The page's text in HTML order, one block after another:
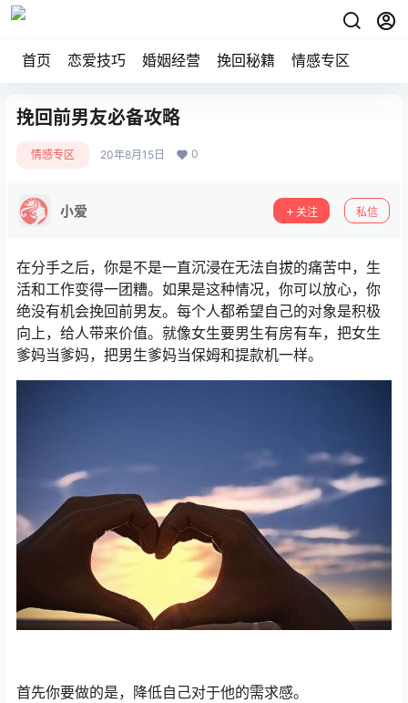
首页 恋爱技巧 婚姻经营 挽回秘籍 情感专区
挽回前男友必备攻略
情感专区 20年8月15日 0
小爱 关注 私信
在分手之后，你是不是一直沉浸在无法自拔的痛苦中，生
活和工作变得一团糟。如果是这种情况，你可以放心，你
绝没有机会挽回前男友。每个人都希望自己的对象是积极
向上，给人带来价值。就像女生要男生有房有车，把女生
爹妈当爹妈，把男生爹妈当保姆和提款机一样。
首先你要做的是，降低自己对于他的需求感。